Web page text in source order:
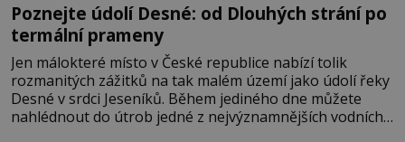
Poznejte údolí Desné: od Dlouhých strání po
termální prameny
Jen málokteré místo v České republice nabízí tolik
rozmanitých zážitků na tak malém území jako údolí řeky
Desné v srdci Jeseníků. Během jediného dne můžete
nahlédnout do útrob jedné z nejvýznamnějších vodních